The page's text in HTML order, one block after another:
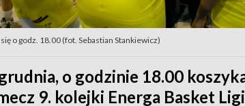
o godz. 18.00 (fot. Sebastian Stankiewicz)
o godzinie 18.00
9. kolejki Energa Basket